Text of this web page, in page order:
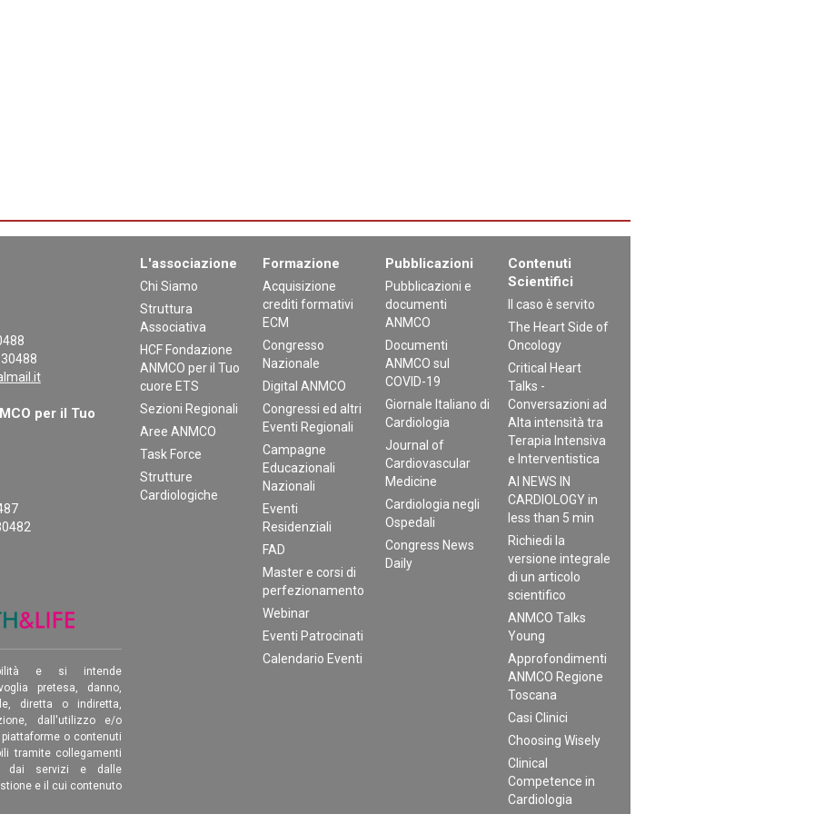
per il Tuo
e si intende
pretesa, danno,
diretta o indiretta,
dall'utilizzo e/o
o contenuti
tramite collegamenti
dai servizi e dalle
e il cui contenuto
L'associazione
Chi Siamo
Struttura
Associativa
HCF Fondazione
ANMCO per il Tuo
cuore ETS
Sezioni Regionali
Aree ANMCO
Task Force
Strutture
Cardiologiche
Formazione
Acquisizione
crediti formativi
ECM
Congresso
Nazionale
Digital ANMCO
Congressi ed altri
Eventi Regionali
Campagne
Educazionali
Nazionali
Eventi
Residenziali
FAD
Master e corsi di
perfezionamento
Webinar
Eventi Patrocinati
Calendario Eventi
Pubblicazioni
Pubblicazioni e
documenti
ANMCO
Documenti
ANMCO sul
COVID-19
Giornale Italiano di
Cardiologia
Journal of
Cardiovascular
Medicine
Cardiologia negli
Ospedali
Congress News
Daily
Contenuti
Scientifici
Il caso è servito
The Heart Side of
Oncology
Critical Heart
Talks -
Conversazioni ad
Alta intensità tra
Terapia Intensiva
e Interventistica
AI NEWS IN
CARDIOLOGY in
less than 5 min
Richiedi la
versione integrale
di un articolo
scientifico
ANMCO Talks
Young
Approfondimenti
ANMCO Regione
Toscana
Casi Clinici
Choosing Wisely
Clinical
Competence in
Cardiologia